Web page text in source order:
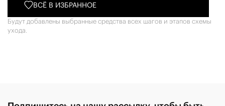
ВСЁ В ИЗБРАННОЕ
Будут добавлены выбранные средства всех шагов и этапов схемы
ухода.